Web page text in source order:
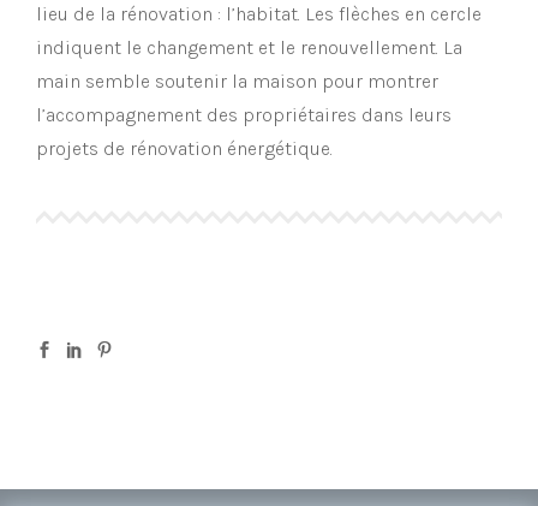
lieu de la rénovation : l’habitat. Les flèches en cercle
indiquent le changement et le renouvellement. La
main semble soutenir la maison pour montrer
l’accompagnement des propriétaires dans leurs
projets de rénovation énergétique.